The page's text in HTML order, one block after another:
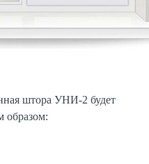
штора УНИ-2 будет
образом: